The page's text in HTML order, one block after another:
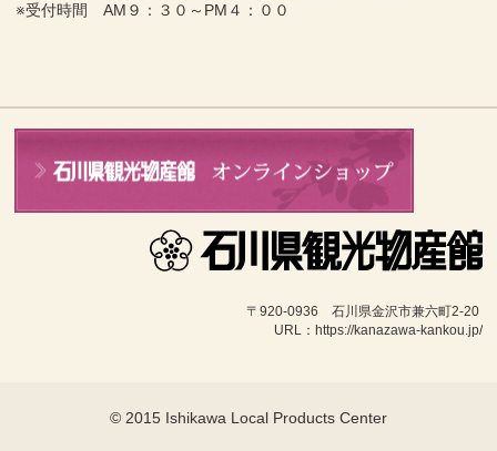
※受付時間 AM９：３０～PM４：００
〒920-0936　石川県金沢市兼六町2-20
URL：https://kanazawa-kankou.jp/
© 2015 Ishikawa Local Products Center